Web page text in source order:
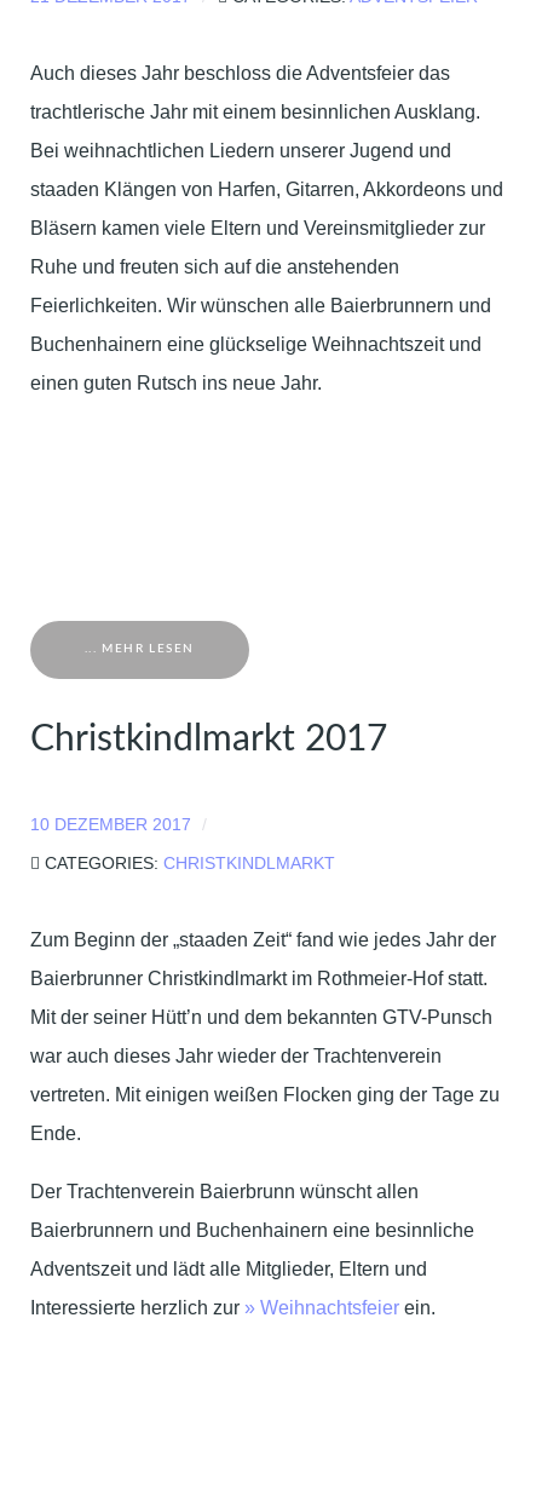
Auch dieses Jahr beschloss die Adventsfeier das
trachtlerische Jahr mit einem besinnlichen Ausklang.
Bei weihnachtlichen Liedern unserer Jugend und
staaden Klängen von Harfen, Gitarren, Akkordeons und
Bläsern kamen viele Eltern und Vereinsmitglieder zur
Ruhe und freuten sich auf die anstehenden
Feierlichkeiten. Wir wünschen alle Baierbrunnern und
Buchenhainern eine glückselige Weihnachtszeit und
einen guten Rutsch ins neue Jahr.
... MEHR LESEN
Christkindlmarkt 2017
10 DEZEMBER 2017
CATEGORIES: CHRISTKINDLMARKT
Zum Beginn der „staaden Zeit“ fand wie jedes Jahr der
Baierbrunner Christkindlmarkt im Rothmeier-Hof statt.
Mit der seiner Hütt’n und dem bekannten GTV-Punsch
war auch dieses Jahr wieder der Trachtenverein
vertreten. Mit einigen weißen Flocken ging der Tage zu
Ende.
Der Trachtenverein Baierbrunn wünscht allen
Baierbrunnern und Buchenhainern eine besinnliche
Adventszeit und lädt alle Mitglieder, Eltern und
Interessierte herzlich zur » Weihnachtsfeier ein.